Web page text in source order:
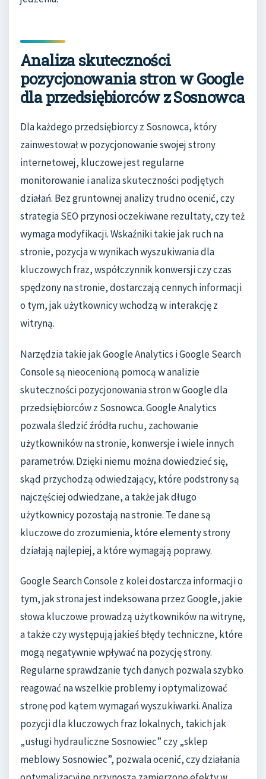
Analiza skuteczności
pozycjonowania stron w Google
dla przedsiębiorców z Sosnowca
Dla każdego przedsiębiorcy z Sosnowca, który
zainwestował w pozycjonowanie swojej strony
internetowej, kluczowe jest regularne
monitorowanie i analiza skuteczności podjętych
działań. Bez gruntownej analizy trudno ocenić, czy
strategia SEO przynosi oczekiwane rezultaty, czy też
wymaga modyfikacji. Wskaźniki takie jak ruch na
stronie, pozycja w wynikach wyszukiwania dla
kluczowych fraz, współczynnik konwersji czy czas
spędzony na stronie, dostarczają cennych informacji
o tym, jak użytkownicy wchodzą w interakcję z
witryną.
Narzędzia takie jak Google Analytics i Google Search
Console są nieocenioną pomocą w analizie
skuteczności pozycjonowania stron w Google dla
przedsiębiorców z Sosnowca. Google Analytics
pozwala śledzić źródła ruchu, zachowanie
użytkowników na stronie, konwersje i wiele innych
parametrów. Dzięki niemu można dowiedzieć się,
skąd przychodzą odwiedzający, które podstrony są
najczęściej odwiedzane, a także jak długo
użytkownicy pozostają na stronie. Te dane są
kluczowe do zrozumienia, które elementy strony
działają najlepiej, a które wymagają poprawy.
Google Search Console z kolei dostarcza informacji o
tym, jak strona jest indeksowana przez Google, jakie
słowa kluczowe prowadzą użytkowników na witrynę,
a także czy występują jakieś błędy techniczne, które
mogą negatywnie wpływać na pozycję strony.
Regularne sprawdzanie tych danych pozwala szybko
reagować na wszelkie problemy i optymalizować
stronę pod kątem wymagań wyszukiwarki. Analiza
pozycji dla kluczowych fraz lokalnych, takich jak
„usługi hydrauliczne Sosnowiec” czy „sklep
meblowy Sosnowiec”, pozwala ocenić, czy działania